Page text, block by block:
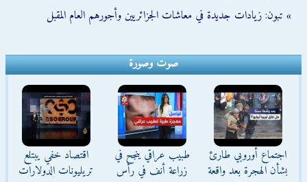
» تبون: زيادات جديدة في معاشات الجزائريين وأجورهم العام المقبل
صوت وصورة
اجتماع أوروبي طارئ
بشأن الهجرة بعد واقعة
طبيب عراقي ينجح في
زراعة أنف في رأس
اقتصاد خفي يبتلع
تريليونات الدولارات